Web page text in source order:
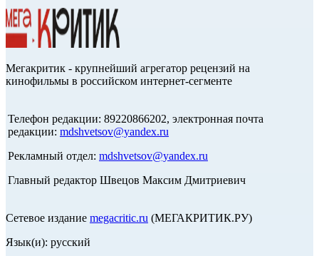
Мегакритик - крупнейший агрегатор рецензий на
кинофильмы в российском интернет-сегменте
Телефон редакции: 89220866202, электронная почта
редакции: mdshvetsov@yandex.ru
Рекламный отдел: mdshvetsov@yandex.ru
Главный редактор Швецов Максим Дмитриевич
Сетевое издание megacritic.ru (МЕГАКРИТИК.РУ)
Язык(и): русский